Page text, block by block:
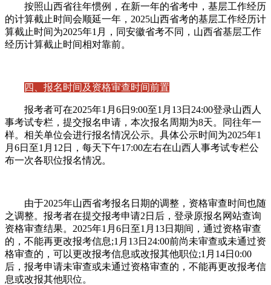
按照山西省往年惯例，在新一年的省考中，基层工作经历
的计算截止时间会顺延一年，2025山西省考的基层工作经历计
算截止时间为2025年1月，同安徽省考不同，山西省基层工作
经历计算截止时间相对靠前。
四、报名时间及资格审查时间前置
报考者可在2025年1月6日9:00至1月13日24:00登录山西人
事考试专栏，提交报名申请，本次报名周期为8天。同往年一
样。相关单位会进行报名情况公示。具体公示时间为2025年1
月6日至1月12日，每天下午17:00左右在山西人事考试专栏公
布一次各职位报名情况。
由于2025年山西省考报名日期的调整，资格审查时间也随
之调整。报考者在提交报考申请2日后，登录原报名网站查询
资格审查结果。2025年1月6日至1月13日期间，通过资格审查
的，不能再更改报考信息;1月13日24:00前尚未审查或未通过资
格审查的，可以更改报考信息或改报其他职位;1月14日0:00
后，报考申请未审查或未通过资格审查的，不能再更改报考信
息或改报其他职位。